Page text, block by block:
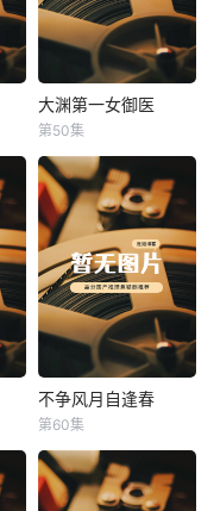
大渊第一女御医
大渊第一女御医
第50集
不争风月自逢春
不争风月自逢春
第60集